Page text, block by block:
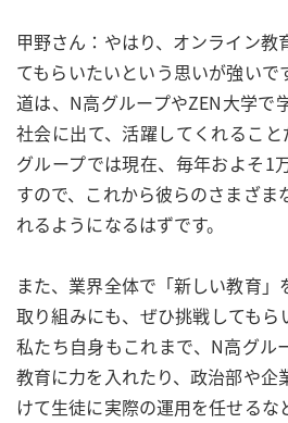
甲野さん：やはり、オンライン教
てもらいたいという思いが強いで
道は、N高グループやZEN大学で
社会に出て、活躍してくれるこ
グループでは現在、毎年およそ1
すので、これから彼らのさまざま
れるようになるはずです。
また、業界全体で「新しい教育
取り組みにも、ぜひ挑戦してもら
私たち自身もこれまで、N高グル
教育に力を入れたり、政治部や企
けて生徒に実際の運用を任せるな